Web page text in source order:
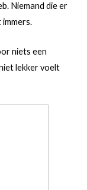
Niemand die er
niets een
lekker voelt